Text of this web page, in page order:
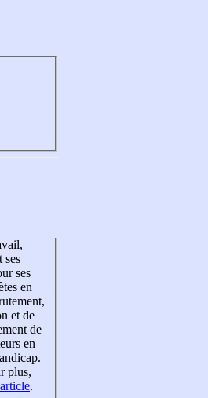
ses
ses
en
et de
de
en
plus,
.